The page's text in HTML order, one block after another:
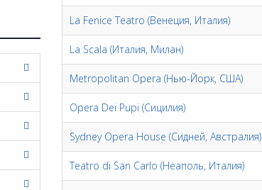
La Fenice Teatro (Венеция, Италия)
La Scala (Италия, Милан)
Metropolitan Opera (Нью-Йорк, США)
Opera Dei Pupi (Сицилия)
Sydney Opera House (Сидней, Австралия)
Teatro di San Carlo (Неаполь, Италия)